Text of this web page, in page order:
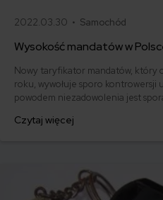
2022.03.30 • Samochód
Wysokość mandatów w
Nowy taryfikator mandatów, który
roku, wywołuje sporo kontrowersji
powodem niezadowolenia jest
000 zł. Czy grzywny za łamanie
Czytaj więcej